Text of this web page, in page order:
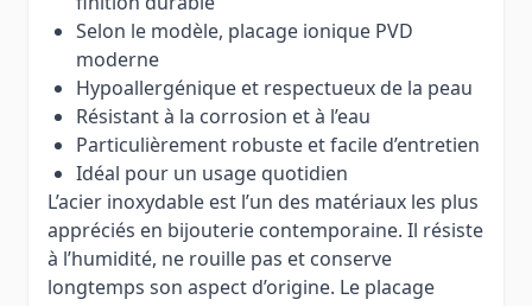
Selon le modèle, placage ionique PVD
moderne
Hypoallergénique et respectueux de la peau
Résistant à la corrosion et à l’eau
Particulièrement robuste et facile d’entretien
Idéal pour un usage quotidien
L’acier inoxydable est l’un des matériaux les plus
appréciés en bijouterie contemporaine. Il résiste
à l’humidité, ne rouille pas et conserve
longtemps son aspect d’origine. Le placage